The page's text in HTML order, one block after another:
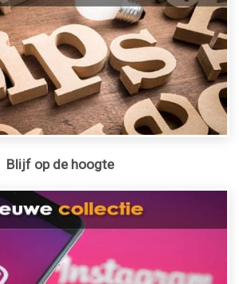
Blijf op de hoogte